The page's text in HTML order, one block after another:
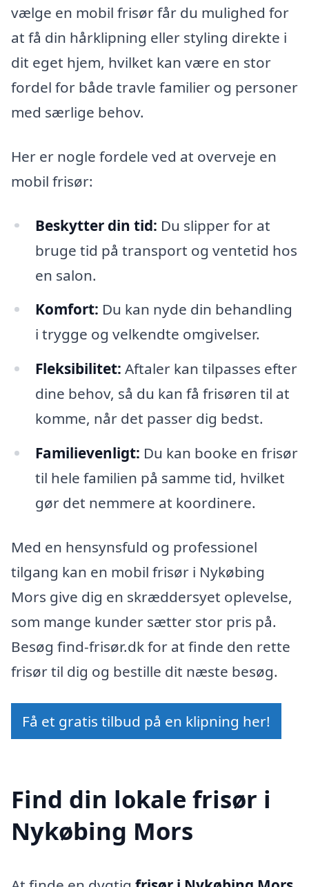
vælge en mobil frisør får du mulighed for
at få din hårklipning eller styling direkte i
dit eget hjem, hvilket kan være en stor
fordel for både travle familier og personer
med særlige behov.
Her er nogle fordele ved at overveje en
mobil frisør:
Beskytter din tid: Du slipper for at
bruge tid på transport og ventetid hos
en salon.
Komfort: Du kan nyde din behandling
i trygge og velkendte omgivelser.
Fleksibilitet: Aftaler kan tilpasses efter
dine behov, så du kan få frisøren til at
komme, når det passer dig bedst.
Familievenligt: Du kan booke en frisør
til hele familien på samme tid, hvilket
gør det nemmere at koordinere.
Med en hensynsfuld og professionel
tilgang kan en mobil frisør i Nykøbing
Mors give dig en skræddersyet oplevelse,
som mange kunder sætter stor pris på.
Besøg find-frisør.dk for at finde den rette
frisør til dig og bestille dit næste besøg.
Få et gratis tilbud på en klipning her!
Find din lokale frisør i
Nykøbing Mors